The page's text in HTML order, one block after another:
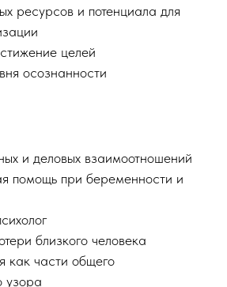
ресурсов и потенциала для
целей
осознанности
и деловых взаимоотношений
помощь при беременности и
близкого человека
как части общего
узора